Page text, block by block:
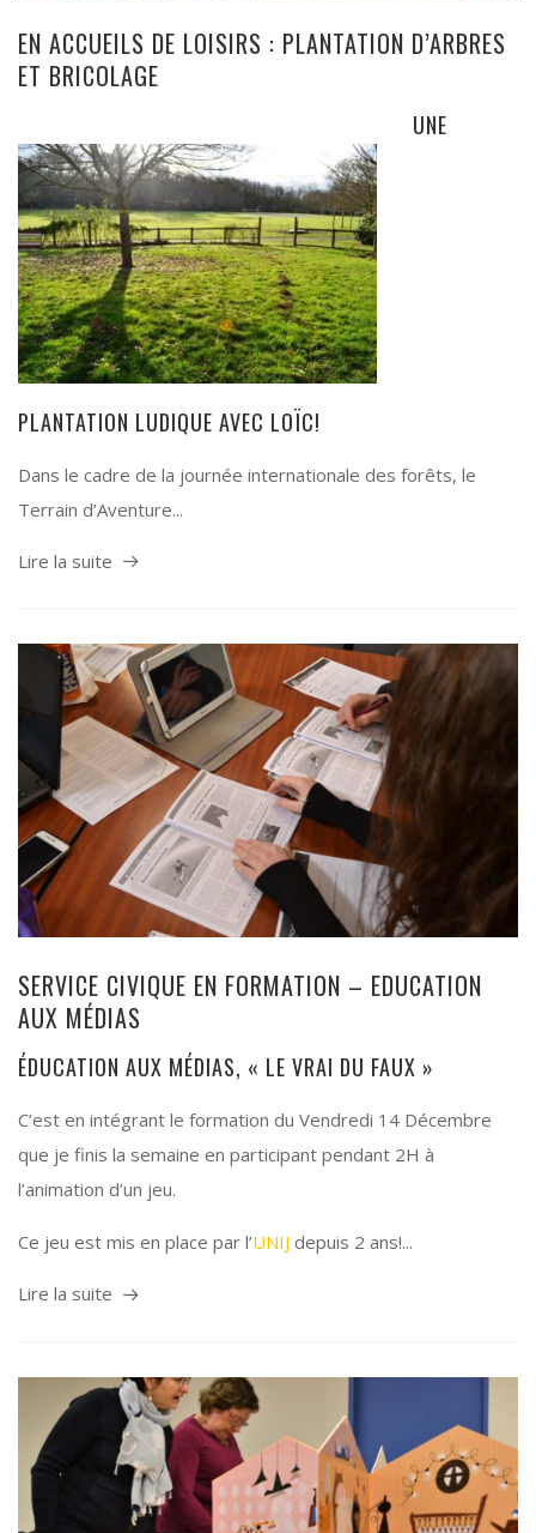
EN ACCUEILS DE LOISIRS : PLANTATION D’ARBRES
ET BRICOLAGE
UNE
PLANTATION LUDIQUE AVEC LOÏC!
Dans le cadre de la journée internationale des forêts, le
Terrain d’Aventure...
Lire la suite
SERVICE CIVIQUE EN FORMATION – EDUCATION
AUX MÉDIAS
ÉDUCATION AUX MÉDIAS, « LE VRAI DU FAUX »
C’est en intégrant le formation du Vendredi 14 Décembre
que je finis la semaine en participant pendant 2H à
l’animation d’un jeu.
Ce jeu est mis en place par l’UNIJ depuis 2 ans!...
Lire la suite